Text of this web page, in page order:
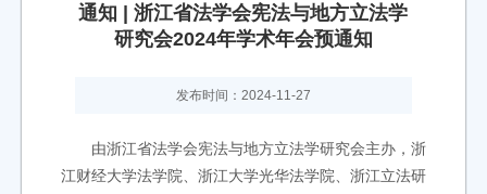
通知 | 浙江省法学会宪法与地方立法学
研究会2024年学术年会预通知
发布时间：2024-11-27
由浙江省法学会宪法与地方立法学研究会主办，浙
江财经大学法学院、浙江大学光华法学院、浙江立法研